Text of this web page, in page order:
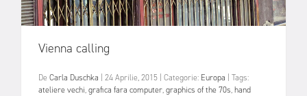
Vienna calling
De Carla Duschka 24 Aprilie, 2015 Categorie: Europa
Tags:
ateliere vechi,grafica fara computer,graphics of the 70s,hand